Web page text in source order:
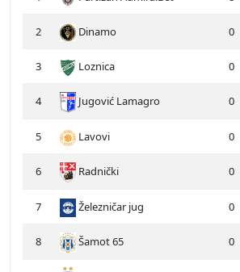
2 Dinamo 0
3 Loznica 0
4 Jugović Lamagro 0
5 Lavovi 0
6 Radnički 0
7 Železničar jug 0
8 Šamot 65 0